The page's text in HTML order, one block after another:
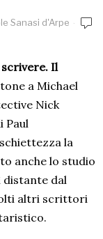
Sanasi d'Arpe
Il
a Michael
Nick
Paul
la
anche lo studio
distante dal
altri scrittori